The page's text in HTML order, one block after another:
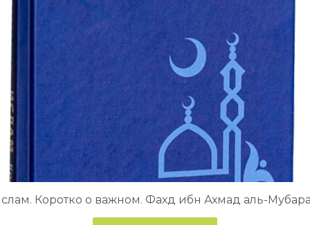
Коротко о важном. Фахд ибн Ахмад аль-